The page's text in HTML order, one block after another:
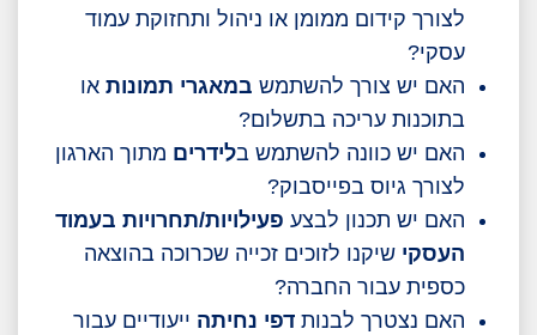
לצורך קידום ממומן או ניהול ותחזוקת עמוד
עסקי?
האם יש צורך להשתמש במאגרי תמונות או
בתוכנות עריכה בתשלום?
האם יש כוונה להשתמש בלידרים מתוך הארגון
לצורך גיוס בפייסבוק?
האם יש תכנון לבצע פעילויות/תחרויות בעמוד
העסקי שיקנו לזוכים זכייה שכרוכה בהוצאה
כספית עבור החברה?
האם נצטרך לבנות דפי נחיתה ייעודיים עבור